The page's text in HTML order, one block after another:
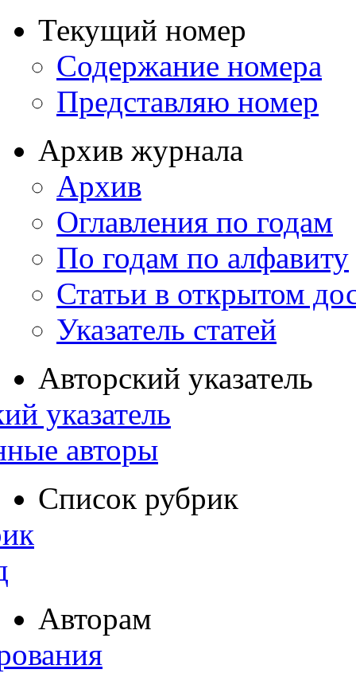
Текущий номер
Содержание номера
Представляю номер
Архив журнала
Архив
Оглавления по годам
По годам по алфавиту
Статьи в открытом
Указатель статей
Авторский указатель
указатель
авторы
Список рубрик
Авторам